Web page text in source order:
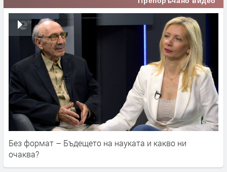
Без формат – Бъдещето на науката и какво ни
очаква?